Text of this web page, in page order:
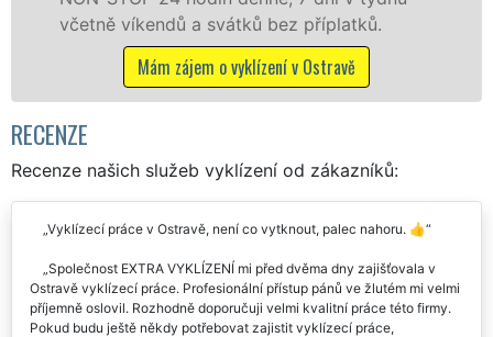
a svátků bez příplatků.
Mám zájem o vyklízení v Ostravě
RECENZE
Recenze našich služeb vyklízení od zákazníků:
Vyklízecí práce v Ostravě, není co vytknout, palec nahoru. 👍
Společnost EXTRA VYKLÍZENÍ mi před dvěma dny zajišťovala v
Ostravě vyklízecí práce. Profesionální přístup pánů ve žlutém mi velmi
příjemně oslovil. Rozhodně doporučuji velmi kvalitní práce této firmy.
Pokud budu ještě někdy potřebovat zajistit vyklízecí práce,